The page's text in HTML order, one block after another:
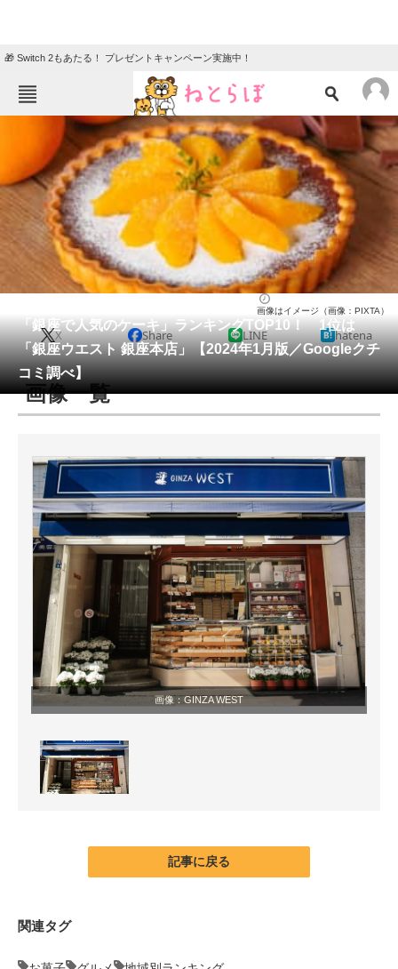
🎁 Switch 2もあたる！ プレゼントキャンペーン実施中！
ねとらぼメニュー
ニュース
エンタメ クイズ
グルメ 地域
住まい 教育・育児
リサーチ
会員記事
メディア
注目記事を集めた総合ページ
スマホと通信の最新トレンド
進化するPCとデバイスの未来
好きが集まる 比べて選べる
ビジネスと働き方のヒント
AI活用のいまが分かる
企業ITのトレンドを詳説
経営リーダーのコミュニティ
マーケ×ITの今がよく分かる
ITエンジニア向け専門サイト
IT製品の技術・比較・事例
モノづくり技術者専門サイト
「銀座で人気のケーキ」ランキングTOP10！ 1位は
「銀座ウエスト 銀座本店」【2024年1月版／Googleクチ
コミ調べ】
画像はイメージ（画像：PIXTA）
X Share LINE hatena
画像一覧
画像：GINZA WEST
記事に戻る
関連タグ